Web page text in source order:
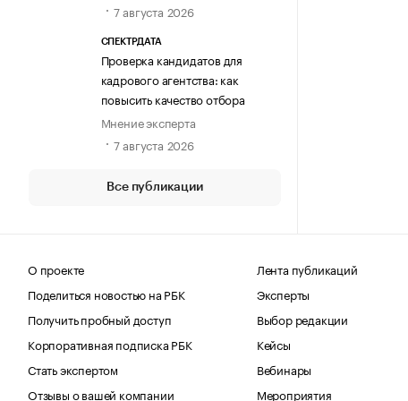
7 августа 2026
СПЕКТРДАТА
Проверка кандидатов для
кадрового агентства: как
повысить качество отбора
Мнение эксперта
7 августа 2026
Все публикации
О проекте
Поделиться новостью на РБК
Получить пробный доступ
Корпоративная подписка РБК
Стать экспертом
Отзывы о вашей компании
Лента публикаций
Эксперты
Выбор редакции
Кейсы
Вебинары
Мероприятия